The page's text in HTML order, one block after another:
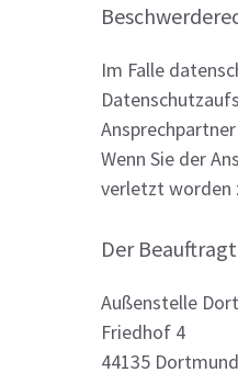
Im Falle
Wenn Sie der
verletzt worden
Der
Außenstelle
Friedhof 4
44135 Dortmund